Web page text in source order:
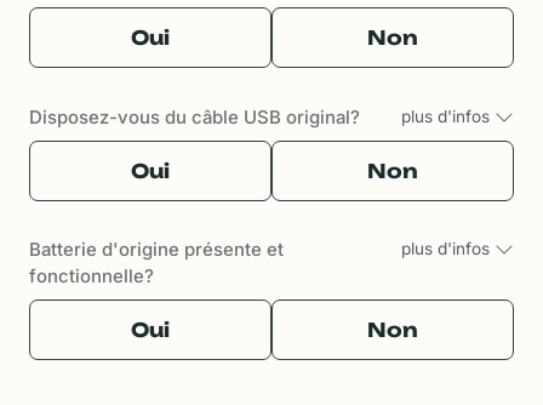
Oui Non
Disposez-vous du câble USB original? plus d'infos
Oui Non
Batterie d'origine présente et
fonctionnelle?
plus d'infos
Oui Non